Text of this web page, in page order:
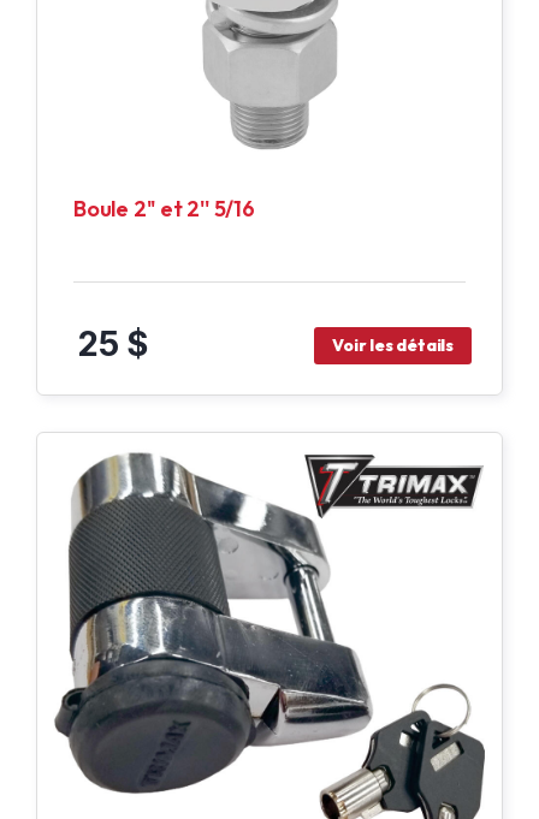
Boule 2'' et 2'' 5/16
25 $ Voir les détails